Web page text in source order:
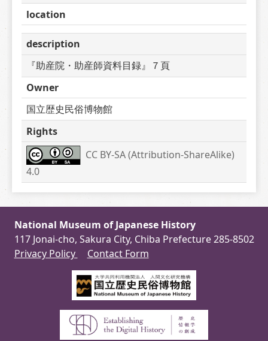
location
description
『助産院・助産師資料目録』７頁
Owner
国立歴史民俗博物館
Rights
CC BY-SA (Attribution-ShareAlike)
4.0
National Museum of Japanese History
117 Jonai-cho, Sakura City, Chiba Prefecture 285-8502
Privacy Policy
Contact Form